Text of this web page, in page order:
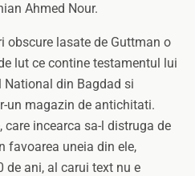
Ahmed Nour.
obscure lasate de Guttman o
lut ce contine testamentul lui
din Bagdad si
un magazin de antichitati.
care incearca sa-l distruga de
favoarea uneia din ele,
de ani, al carui text nu e